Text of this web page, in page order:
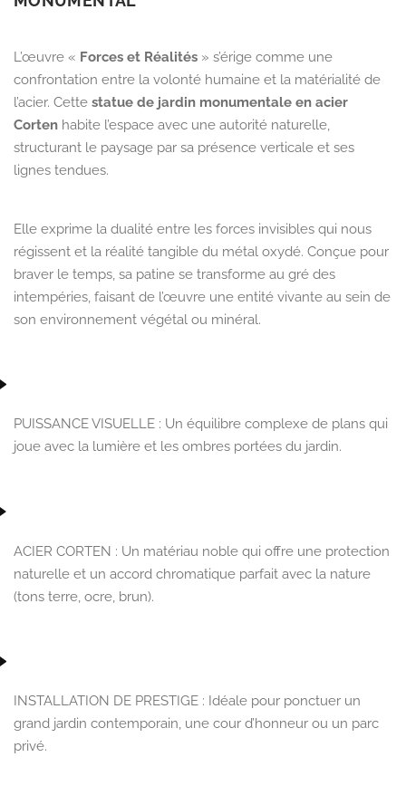
L’œuvre « Forces et Réalités » s’érige comme une
confrontation entre la volonté humaine et la matérialité de
l’acier. Cette statue de jardin monumentale en acier
Corten habite l’espace avec une autorité naturelle,
structurant le paysage par sa présence verticale et ses
lignes tendues.
Elle exprime la dualité entre les forces invisibles qui nous
régissent et la réalité tangible du métal oxydé. Conçue pour
braver le temps, sa patine se transforme au gré des
intempéries, faisant de l’œuvre une entité vivante au sein de
son environnement végétal ou minéral.
PUISSANCE VISUELLE : Un équilibre complexe de plans qui
joue avec la lumière et les ombres portées du jardin.
ACIER CORTEN : Un matériau noble qui offre une protection
naturelle et un accord chromatique parfait avec la nature
(tons terre, ocre, brun).
INSTALLATION DE PRESTIGE : Idéale pour ponctuer un
grand jardin contemporain, une cour d’honneur ou un parc
privé.